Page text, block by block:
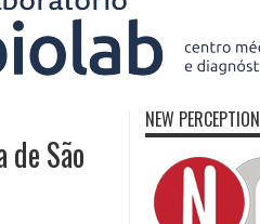
de São
NEW PERCEPTION